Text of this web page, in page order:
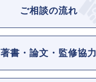
ご相談の流れ
著書・論文・監修協力